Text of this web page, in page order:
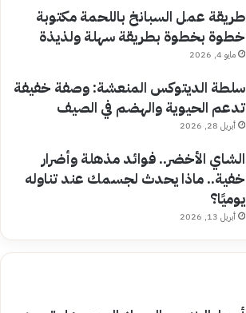
طريقة عمل السبانخ باللحمة مكتوبة
خطوة بخطوة بطريقة سهلة ولذيذة
مايو 4, 2026
سلطة الديتوكس المنعشة: وصفة خفيفة
تدعم الحيوية والهضم في الصيف
أبريل 28, 2026
الشاي الأخضر.. فوائد مذهلة وأضرار
خفية.. ماذا يحدث لجسمك عند تناوله
يوميًا؟
أبريل 13, 2026